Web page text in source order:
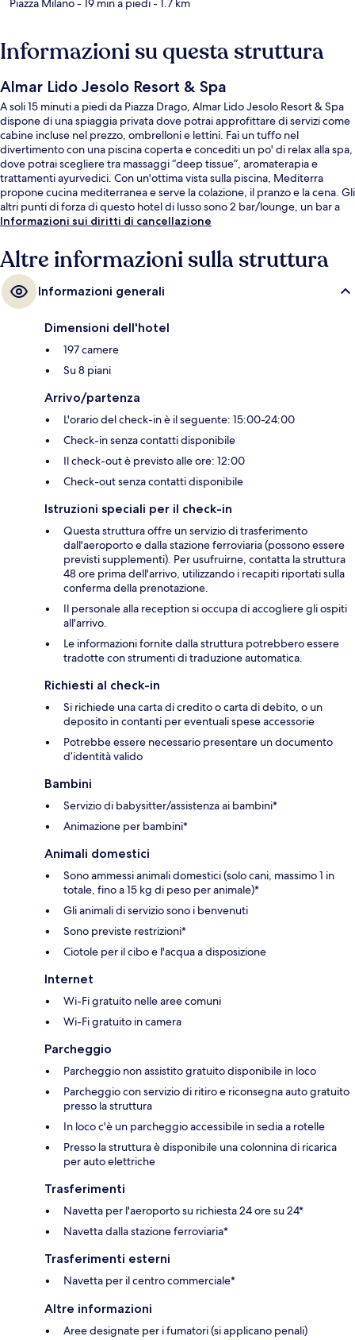
Piazza Milano- 19 min a piedi- 1.7 km
Informazioni su questa struttura
Almar Lido Jesolo Resort & Spa
A soli 15 minuti a piedi da Piazza Drago, Almar Lido Jesolo Resort & Spa
dispone di una spiaggia privata dove potrai approfittare di servizi come
cabine incluse nel prezzo, ombrelloni e lettini. Fai un tuffo nel
divertimento con una piscina coperta e concediti un po' di relax alla spa,
dove potrai scegliere tra massaggi “deep tissue”, aromaterapia e
trattamenti ayurvedici. Con un'ottima vista sulla piscina, Mediterra
propone cucina mediterranea e serve la colazione, il pranzo e la cena. Gli
altri punti di forza di questo hotel di lusso sono 2 bar/lounge, un bar a
bordo piscina e un centro fitness. Altri viaggiatori apprezzano il
Informazioni sui diritti di cancellazione
Altre informazioni sulla struttura
Informazioni generali
Dimensioni dell'hotel
197 camere
Su 8 piani
Arrivo/partenza
L'orario del check-in è il seguente: 15:00-24:00
Check-in senza contatti disponibile
Il check-out è previsto alle ore: 12:00
Check-out senza contatti disponibile
Istruzioni speciali per il check-in
Questa struttura offre un servizio di trasferimento
dall'aeroporto e dalla stazione ferroviaria (possono essere
previsti supplementi). Per usufruirne, contatta la struttura
48 ore prima dell'arrivo, utilizzando i recapiti riportati sulla
conferma della prenotazione.
Il personale alla reception si occupa di accogliere gli ospiti
all'arrivo.
Le informazioni fornite dalla struttura potrebbero essere
tradotte con strumenti di traduzione automatica.
Richiesti al check-in
Si richiede una carta di credito o carta di debito, o un
deposito in contanti per eventuali spese accessorie
Potrebbe essere necessario presentare un documento
d’identità valido
Bambini
Servizio di babysitter/assistenza ai bambini*
Animazione per bambini*
Animali domestici
Sono ammessi animali domestici (solo cani, massimo 1 in
totale, fino a 15 kg di peso per animale)*
Gli animali di servizio sono i benvenuti
Sono previste restrizioni*
Ciotole per il cibo e l'acqua a disposizione
Internet
Wi-Fi gratuito nelle aree comuni
Wi-Fi gratuito in camera
Parcheggio
Parcheggio non assistito gratuito disponibile in loco
Parcheggio con servizio di ritiro e riconsegna auto gratuito
presso la struttura
In loco c'è un parcheggio accessibile in sedia a rotelle
Presso la struttura è disponibile una colonnina di ricarica
per auto elettriche
Trasferimenti
Navetta per l'aeroporto su richiesta 24 ore su 24*
Navetta dalla stazione ferroviaria*
Trasferimenti esterni
Navetta per il centro commerciale*
Altre informazioni
Aree designate per i fumatori (si applicano penali)